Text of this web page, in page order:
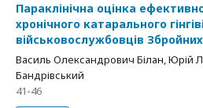
Параклінічна оцінка
хронічного катарального
військовослужбовців
Василь Олександрович Білан, Юрій
Бандрівський
41-46